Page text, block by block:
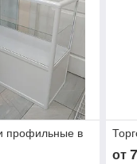
профильные в
от